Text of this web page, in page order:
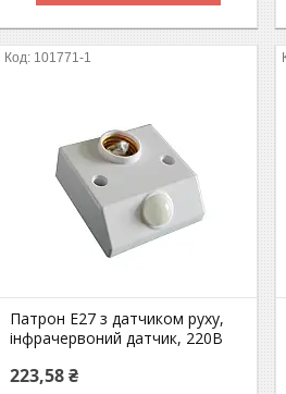
101771-1
Патрон E27 з датчиком руху,
інфрачервоний датчик, 220В
223,58 ₴